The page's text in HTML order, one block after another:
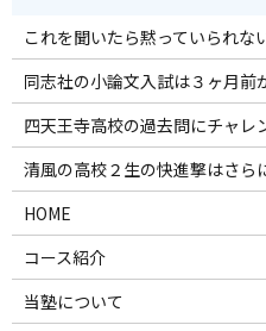
これを聞いたら黙っていられな
同志社の小論文入試は３ヶ月前
四天王寺高校の過去問にチャレ
清風の高校２生の快進撃はさら
HOME
コース紹介
当塾について